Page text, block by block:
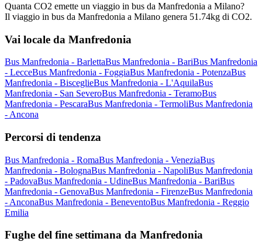
Quanta CO2 emette un viaggio in bus da Manfredonia a Milano?
Il viaggio in bus da Manfredonia a Milano genera 51.74kg di CO2.
Vai locale da Manfredonia
Bus Manfredonia - BarlettaBus Manfredonia - BariBus Manfredonia
- LecceBus Manfredonia - FoggiaBus Manfredonia - PotenzaBus
Manfredonia - BisceglieBus Manfredonia - L'AquilaBus
Manfredonia - San SeveroBus Manfredonia - TeramoBus
Manfredonia - PescaraBus Manfredonia - TermoliBus Manfredonia
- Ancona
Percorsi di tendenza
Bus Manfredonia - RomaBus Manfredonia - VeneziaBus
Manfredonia - BolognaBus Manfredonia - NapoliBus Manfredonia
- PadovaBus Manfredonia - UdineBus Manfredonia - BariBus
Manfredonia - GenovaBus Manfredonia - FirenzeBus Manfredonia
- AnconaBus Manfredonia - BeneventoBus Manfredonia - Reggio
Emilia
Fughe del fine settimana da Manfredonia